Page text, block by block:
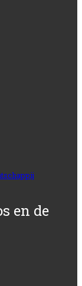
en de